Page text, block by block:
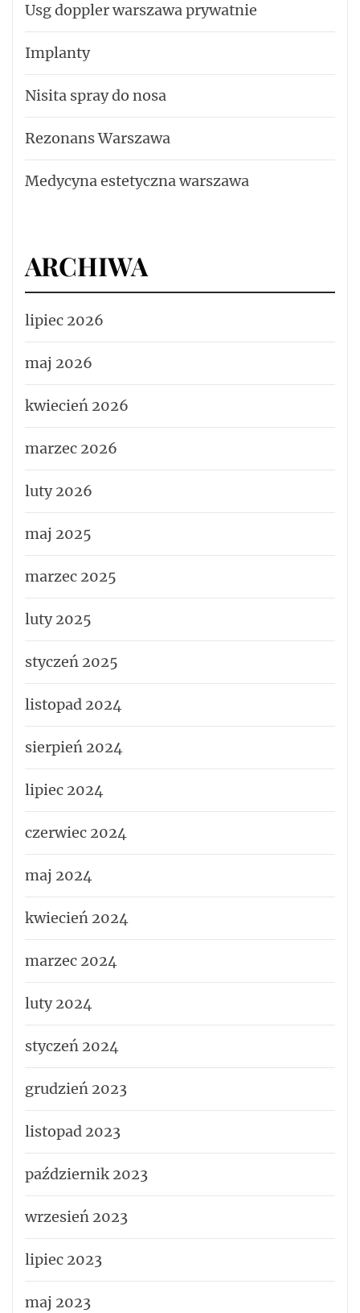
Usg doppler warszawa prywatnie
Implanty
Nisita spray do nosa
Rezonans Warszawa
Medycyna estetyczna warszawa
ARCHIWA
lipiec 2026
maj 2026
kwiecień 2026
marzec 2026
luty 2026
maj 2025
marzec 2025
luty 2025
styczeń 2025
listopad 2024
sierpień 2024
lipiec 2024
czerwiec 2024
maj 2024
kwiecień 2024
marzec 2024
luty 2024
styczeń 2024
grudzień 2023
listopad 2023
październik 2023
wrzesień 2023
lipiec 2023
maj 2023